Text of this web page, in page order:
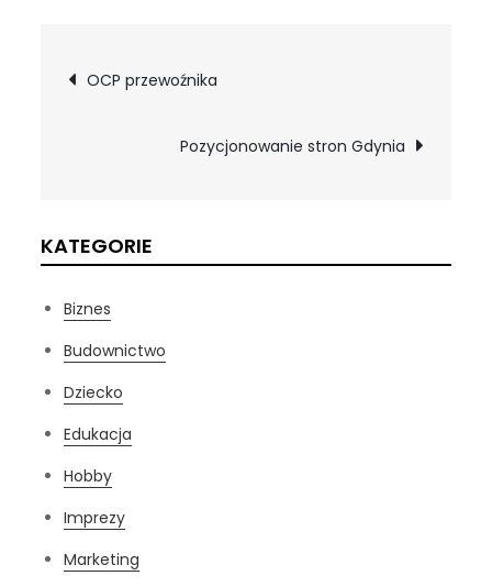
Nawigacja
wpisu
OCP przewoźnika
Pozycjonowanie stron Gdynia
KATEGORIE
Biznes
Budownictwo
Dziecko
Edukacja
Hobby
Imprezy
Marketing